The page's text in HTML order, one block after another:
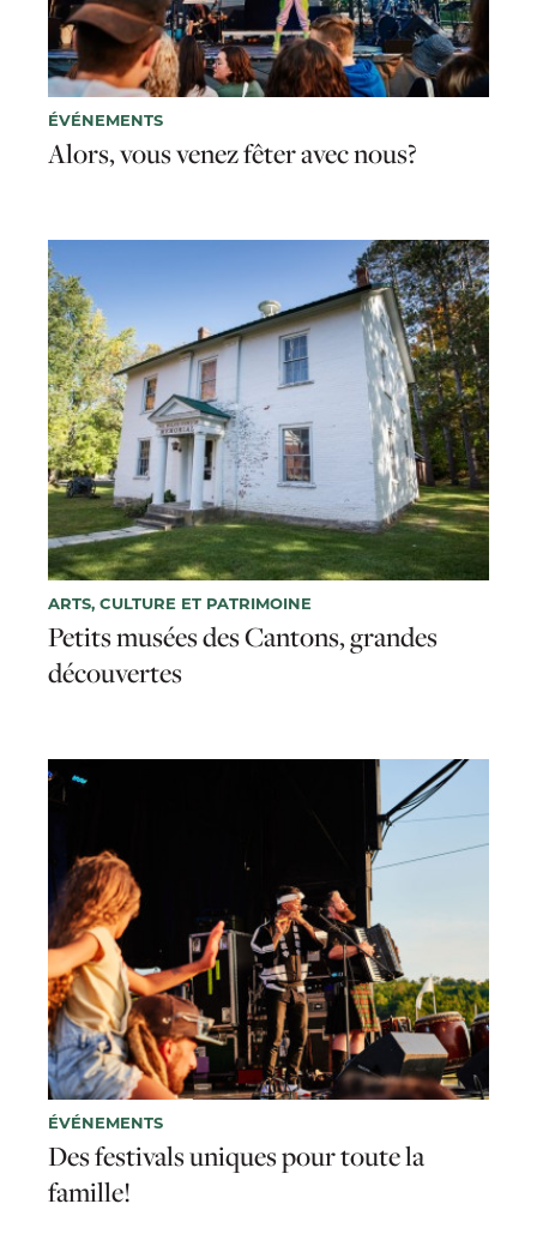
ÉVÉNEMENTS
Alors, vous venez fêter avec nous?
ARTS, CULTURE ET PATRIMOINE
Petits musées des Cantons, grandes
découvertes
ÉVÉNEMENTS
Des festivals uniques pour toute la
famille!